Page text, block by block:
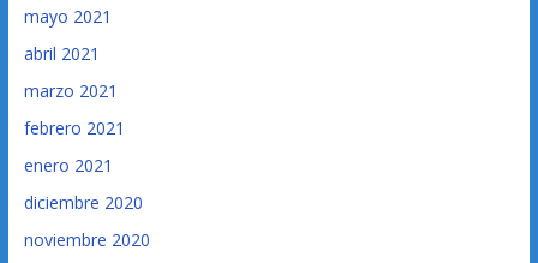
mayo 2021
abril 2021
marzo 2021
febrero 2021
enero 2021
diciembre 2020
noviembre 2020